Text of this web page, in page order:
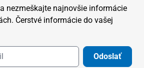
nezmeškajte najnovšie informácie
Čerstvé informácie do vašej
Odoslať